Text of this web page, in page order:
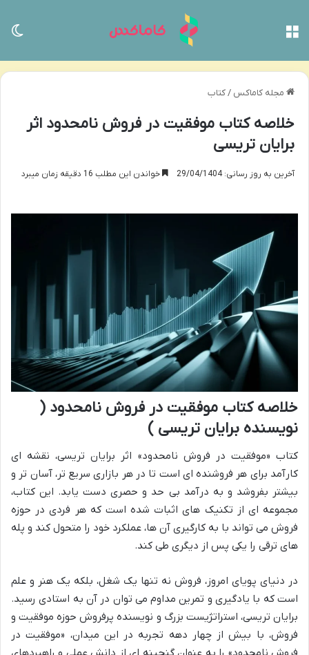
مجله کاماکس /کتاب
خلاصه کتاب موفقیت در فروش نامحدود اثر
برایان تریسی
آخرین به روز رسانی: 29/04/1404 خواندن این مطلب 16 دقیقه زمان میبرد
خلاصه کتاب موفقیت در فروش نامحدود (
نویسنده برایان تریسی )
کتاب «موفقیت در فروش نامحدود» اثر برایان تریسی، نقشه ای
کارآمد برای هر فروشنده ای است تا در هر بازاری سریع تر، آسان تر و
بیشتر بفروشد و به درآمد بی حد و حصری دست یابد. این کتاب،
مجموعه ای از تکنیک های اثبات شده است که هر فردی در حوزه
فروش می تواند با به کارگیری آن ها، عملکرد خود را متحول کند و پله
های ترقی را یکی پس از دیگری طی کند.
در دنیای پویای امروز، فروش نه تنها یک شغل، بلکه یک هنر و علم
است که با یادگیری و تمرین مداوم می توان در آن به استادی رسید.
برایان تریسی، استراتژیست بزرگ و نویسنده پرفروش حوزه موفقیت و
فروش، با بیش از چهار دهه تجربه در این میدان، «موفقیت در